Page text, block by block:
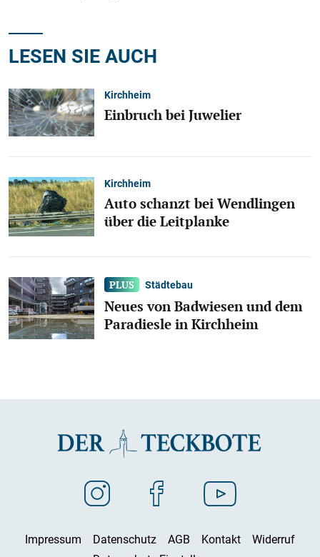
LESEN SIE AUCH
Kirchheim
Einbruch bei Juwelier
Kirchheim
Auto schanzt bei Wendlingen
über die Leitplanke
Städtebau
Neues von Badwiesen und dem
Paradiesle in Kirchheim
Impressum Datenschutz AGB Kontakt
Widerruf